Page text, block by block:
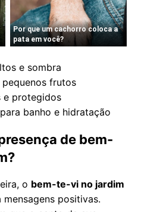
e sombra
pequenos frutos
e protegidos
banho e hidratação
de bem-
o bem-te-vi no jardim
positivas.